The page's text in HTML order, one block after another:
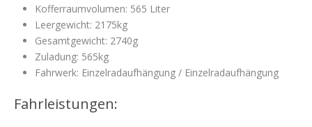
Kofferraumvolumen: 565 Liter
Leergewicht: 2175kg
Gesamtgewicht: 2740g
Zuladung: 565kg
Fahrwerk: Einzelradaufhängung / Einzelradaufhängung
Fahrleistungen: